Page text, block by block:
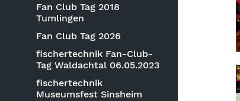
Fan Club Tag 2018
Tumlingen
Fan Club Tag 2026
fischertechnik Fan-Club-
Tag Waldachtal 06.05.2023
fischertechnik
Museumsfest Sinsheim